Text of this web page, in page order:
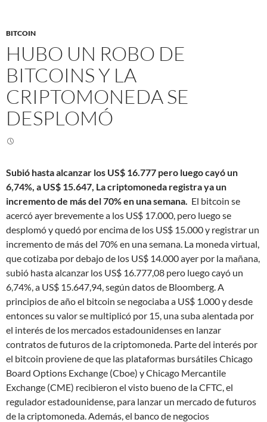
BITCOIN
HUBO UN ROBO DE
BITCOINS Y LA
CRIPTOMONEDA SE
DESPLOMÓ
Subió hasta alcanzar los US$ 16.777 pero luego cayó un
6,74%, a US$ 15.647, La criptomoneda registra ya un
incremento de más del 70% en una semana. El bitcoin se
acercó ayer brevemente a los US$ 17.000, pero luego se
desplomó y quedó por encima de los US$ 15.000 y registrar un
incremento de más del 70% en una semana. La moneda virtual,
que cotizaba por debajo de los US$ 14.000 ayer por la mañana,
subió hasta alcanzar los US$ 16.777,08 pero luego cayó un
6,74%, a US$ 15.647,94, según datos de Bloomberg. A
principios de año el bitcoin se negociaba a US$ 1.000 y desde
entonces su valor se multiplicó por 15, una suba alentada por
el interés de los mercados estadounidenses en lanzar
contratos de futuros de la criptomoneda. Parte del interés por
el bitcoin proviene de que las plataformas bursátiles Chicago
Board Options Exchange (Cboe) y Chicago Mercantile
Exchange (CME) recibieron el visto bueno de la CFTC, el
regulador estadounidense, para lanzar un mercado de futuros
de la criptomoneda. Además, el banco de negocios